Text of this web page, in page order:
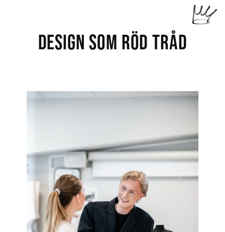
DESIGN SOM RÖD TRÅD